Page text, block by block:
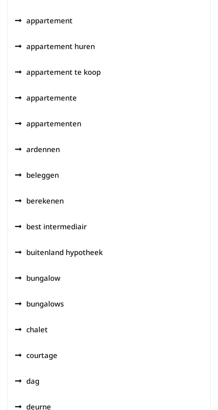
appartement
appartement huren
appartement te koop
appartemente
appartementen
ardennen
beleggen
berekenen
best intermediair
buitenland hypotheek
bungalow
bungalows
chalet
courtage
dag
deurne